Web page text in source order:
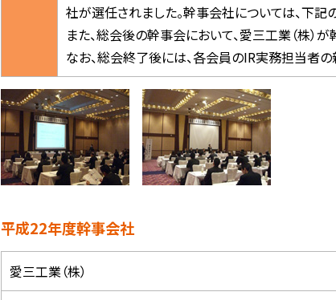
社が選任されました。幹事会社については、下記
また、総会後の幹事会において、愛三工業（株）
なお、総会終了後には、各会員のIR実務担当者
平成22年度幹事会社
愛三工業（株）